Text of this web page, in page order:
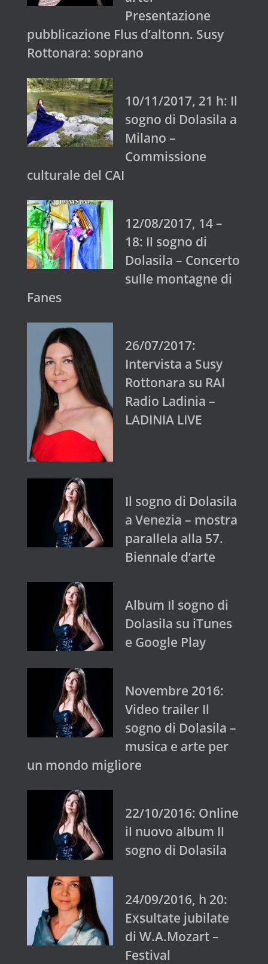
Presentazione
pubblicazione Flus d’altonn. Susy
Rottonara: soprano
10/11/2017, 21 h: Il
sogno di Dolasila a
Milano –
Commissione
culturale del CAI
12/08/2017, 14 –
18: Il sogno di
Dolasila – Concerto
sulle montagne di
Fanes
26/07/2017:
Intervista a Susy
Rottonara su RAI
Radio Ladinia –
LADINIA LIVE
Il sogno di Dolasila
a Venezia – mostra
parallela alla 57.
Biennale d’arte
Album Il sogno di
Dolasila su iTunes
e Google Play
Novembre 2016:
Video trailer Il
sogno di Dolasila –
musica e arte per
un mondo migliore
22/10/2016: Online
il nuovo album Il
sogno di Dolasila
24/09/2016, h 20:
Exsultate jubilate
di W.A.Mozart –
Festival